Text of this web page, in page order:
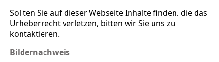
Sollten Sie auf dieser Webseite Inhalte finden, die das
Urheberrecht verletzen, bitten wir Sie uns zu
kontaktieren.
Bildernachweis